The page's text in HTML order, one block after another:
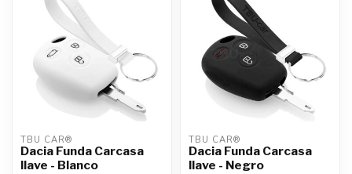
TBU CAR®
Dacia Funda Carcasa
llave - Blanco
TBU CAR®
Dacia Funda Carcasa
llave - Negro